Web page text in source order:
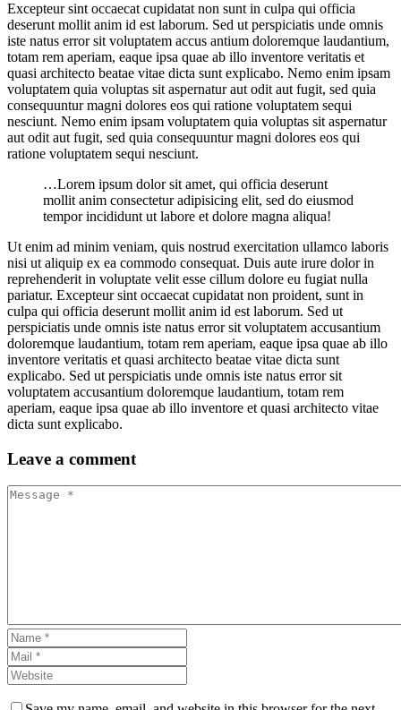
Excepteur sint occaecat cupidatat non sunt in culpa qui officia
deserunt mollit anim id est laborum. Sed ut perspiciatis unde omnis
iste natus error sit voluptatem accus antium doloremque laudantium,
totam rem aperiam, eaque ipsa quae ab illo inventore veritatis et
quasi architecto beatae vitae dicta sunt explicabo. Nemo enim ipsam
voluptatem quia voluptas sit aspernatur aut odit aut fugit, sed quia
consequuntur magni dolores eos qui ratione voluptatem sequi
nesciunt. Nemo enim ipsam voluptatem quia voluptas sit aspernatur
aut odit aut fugit, sed quia consequuntur magni dolores eos qui
ratione voluptatem sequi nesciunt.
…Lorem ipsum dolor sit amet, qui officia deserunt
mollit anim consectetur adipisicing elit, sed do eiusmod
tempor incididunt ut labore et dolore magna aliqua!
Ut enim ad minim veniam, quis nostrud exercitation ullamco laboris
nisi ut aliquip ex ea commodo consequat. Duis aute irure dolor in
reprehenderit in voluptate velit esse cillum dolore eu fugiat nulla
pariatur. Excepteur sint occaecat cupidatat non proident, sunt in
culpa qui officia deserunt mollit anim id est laborum. Sed ut
perspiciatis unde omnis iste natus error sit voluptatem accusantium
doloremque laudantium, totam rem aperiam, eaque ipsa quae ab illo
inventore veritatis et quasi architecto beatae vitae dicta sunt
explicabo. Sed ut perspiciatis unde omnis iste natus error sit
voluptatem accusantium doloremque laudantium, totam rem
aperiam, eaque ipsa quae ab illo inventore et quasi architecto vitae
dicta sunt explicabo.
Leave a comment